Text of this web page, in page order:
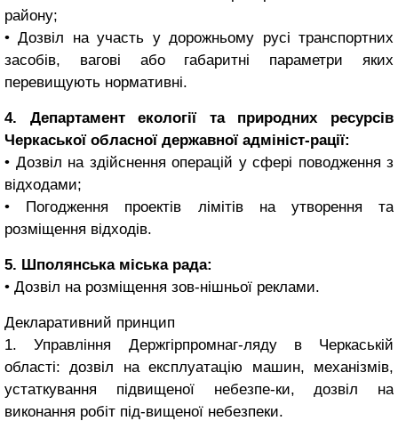
району;
• Дозвіл на участь у дорожньому русі транспортних
засобів, вагові або габаритні параметри яких
перевищують нормативні.
4. Департамент екології та природних ресурсів
Черкаської обласної державної адмініст-рації:
• Дозвіл на здійснення операцій у сфері поводження з
відходами;
• Погодження проектів лімітів на утворення та
розміщення відходів.
5. Шполянська міська рада:
• Дозвіл на розміщення зов-нішньої реклами.
Декларативний принцип
1. Управління Держгірпромнаг-ляду в Черкаській
області: дозвіл на експлуатацію машин, механізмів,
устаткування підвищеної небезпе-ки, дозвіл на
виконання робіт під-вищеної небезпеки.